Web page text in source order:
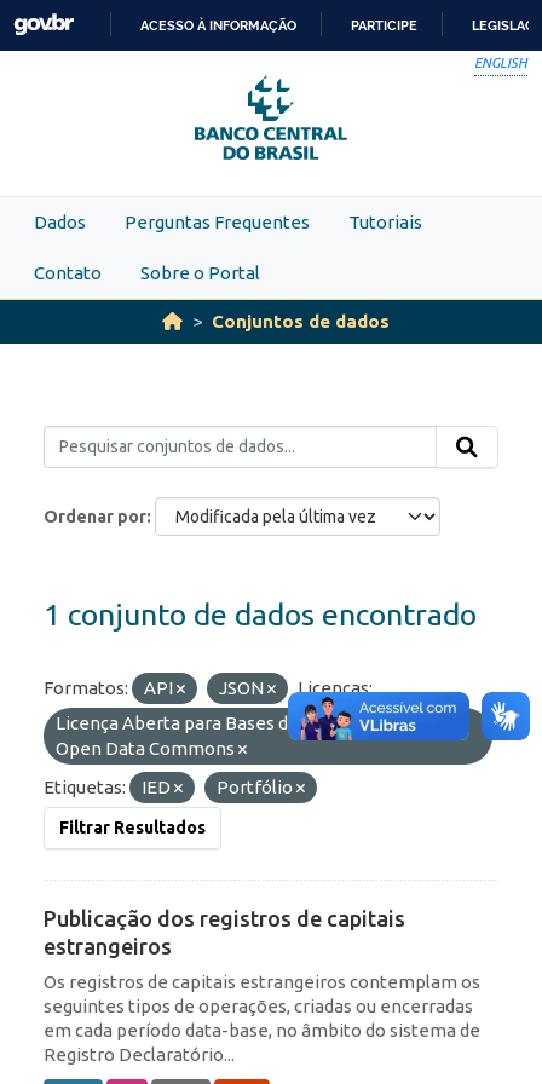
Skip to main content
PARA
O
CONTEÚDO
ACESSO À INFORMAÇÃO PARTICIPE
ENGLISH
Dados Perguntas Frequentes Tutoriais
Contato Sobre o Portal
Conjuntos de dados
Ordenar por
1 conjunto de dados encontrado
Formatos: API JSON
Licenças:
Licença Aberta para Bases de Dados (ODbL) do
Open Data Commons
Etiquetas:
IED Portfólio
Filtrar Resultados
Publicação dos registros de capitais
estrangeiros
Os registros de capitais estrangeiros contemplam os
seguintes tipos de operações, criadas ou encerradas
em cada período data-base, no âmbito do sistema de
Registro Declaratório...